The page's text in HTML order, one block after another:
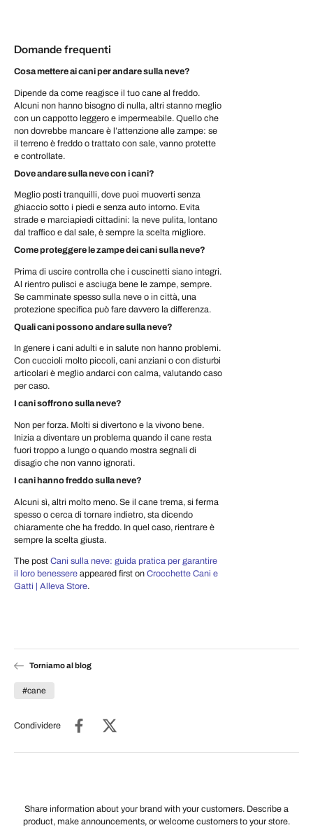
Domande frequenti
Cosa mettere ai cani per andare sulla neve?
Dipende da come reagisce il tuo cane al freddo.
Alcuni non hanno bisogno di nulla, altri stanno meglio
con un cappotto leggero e impermeabile. Quello che
non dovrebbe mancare è l’attenzione alle zampe: se
il terreno è freddo o trattato con sale, vanno protette
e controllate.
Dove andare sulla neve con i cani?
Meglio posti tranquilli, dove puoi muoverti senza
ghiaccio sotto i piedi e senza auto intorno. Evita
strade e marciapiedi cittadini: la neve pulita, lontano
dal traffico e dal sale, è sempre la scelta migliore.
Come proteggere le zampe dei cani sulla neve?
Prima di uscire controlla che i cuscinetti siano integri.
Al rientro pulisci e asciuga bene le zampe, sempre.
Se camminate spesso sulla neve o in città, una
protezione specifica può fare davvero la differenza.
Quali cani possono andare sulla neve?
In genere i cani adulti e in salute non hanno problemi.
Con cuccioli molto piccoli, cani anziani o con disturbi
articolari è meglio andarci con calma, valutando caso
per caso.
I cani soffrono sulla neve?
Non per forza. Molti si divertono e la vivono bene.
Inizia a diventare un problema quando il cane resta
fuori troppo a lungo o quando mostra segnali di
disagio che non vanno ignorati.
I cani hanno freddo sulla neve?
Alcuni sì, altri molto meno. Se il cane trema, si ferma
spesso o cerca di tornare indietro, sta dicendo
chiaramente che ha freddo. In quel caso, rientrare è
sempre la scelta giusta.
The post Cani sulla neve: guida pratica per garantire
il loro benessere appeared first on Crocchette Cani e
Gatti | Alleva Store.
Torniamo al blog
#cane
Condividere
Share information about your brand with your customers. Describe a
product, make announcements, or welcome customers to your store.